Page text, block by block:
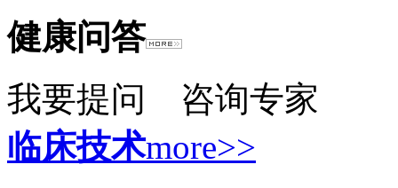
健康问答
我要提问
咨询专家
临床技术more>>